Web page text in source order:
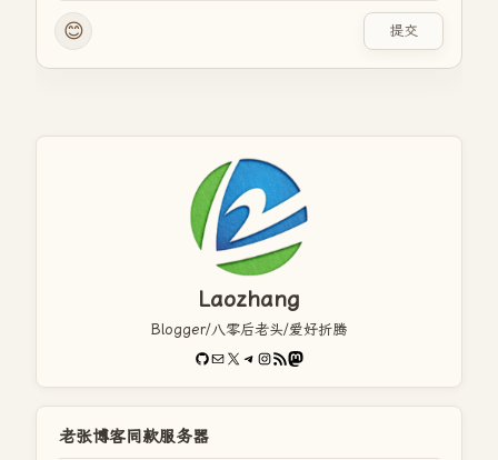
😊 提交
Laozhang
Blogger/八零后老头/爱好折腾
GitHub
电子邮件X Telegram
Instagram
RSS FeedMastodon
老张博客同款服务器